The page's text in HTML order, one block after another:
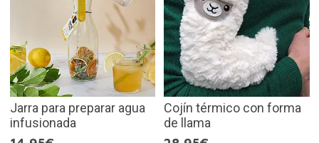
Jarra para preparar agua
infusionada
Cojín térmico con forma
de llama